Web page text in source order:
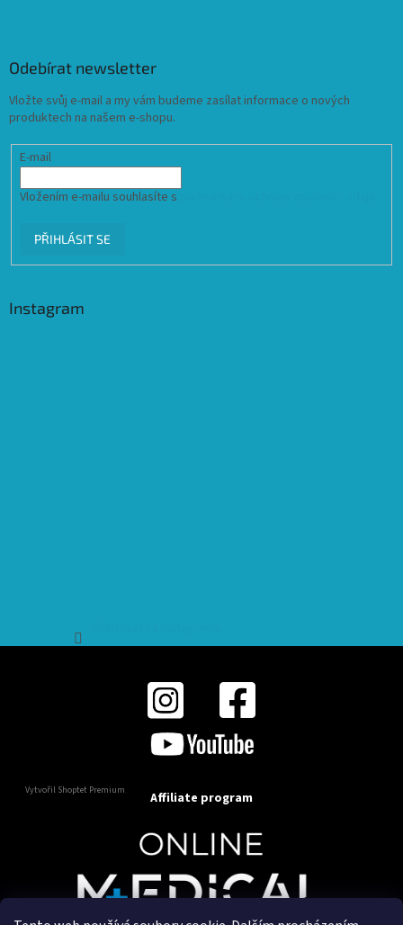
Odebírat newsletter
Vložte svůj e-mail a my vám budeme zasílat informace o nových
produktech na našem e-shopu.
E-mail
Vložením e-mailu souhlasíte s
PŘIHLÁSIT SE
Instagram
Vytvořil Shoptet Premium Affiliate program